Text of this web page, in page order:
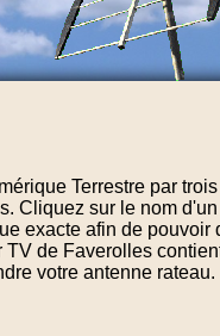
Terrestre par
Cliquez sur le nom
exacte afin de pouvoir
de Faverolles
votre antenne rateau.